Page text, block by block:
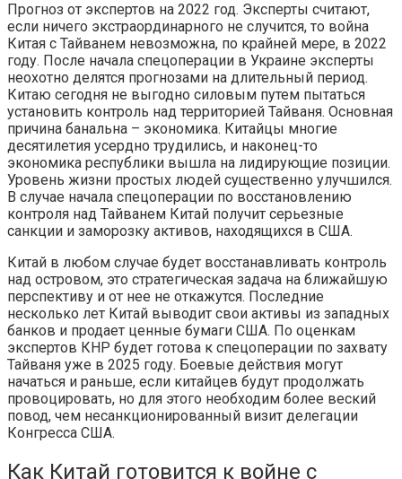
Прогноз от экспертов на 2022 год. Эксперты считают,
если ничего экстраординарного не случится, то война
Китая с Тайванем невозможна, по крайней мере, в 2022
году. После начала спецоперации в Украине эксперты
неохотно делятся прогнозами на длительный период.
Китаю сегодня не выгодно силовым путем пытаться
установить контроль над территорией Тайваня. Основная
причина банальна – экономика. Китайцы многие
десятилетия усердно трудились, и наконец-то
экономика республики вышла на лидирующие позиции.
Уровень жизни простых людей существенно улучшился.
В случае начала спецоперации по восстановлению
контроля над Тайванем Китай получит серьезные
санкции и заморозку активов, находящихся в США.
Китай в любом случае будет восстанавливать контроль
над островом, это стратегическая задача на ближайшую
перспективу и от нее не откажутся. Последние
несколько лет Китай выводит свои активы из западных
банков и продает ценные бумаги США. По оценкам
экспертов КНР будет готова к спецоперации по захвату
Тайваня уже в 2025 году. Боевые действия могут
начаться и раньше, если китайцев будут продолжать
провоцировать, но для этого необходим более веский
повод, чем несанкционированный визит делегации
Конгресса США.
Как Китай готовится к войне с